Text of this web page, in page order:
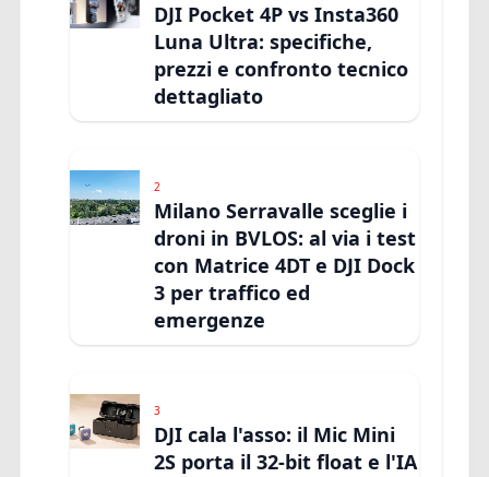
DJI Pocket 4P vs Insta360
Luna Ultra: specifiche,
prezzi e confronto tecnico
dettagliato
2
Milano Serravalle sceglie i
droni in BVLOS: al via i test
con Matrice 4DT e DJI Dock
3 per traffico ed
emergenze
3
DJI cala l'asso: il Mic Mini
2S porta il 32-bit float e l'IA